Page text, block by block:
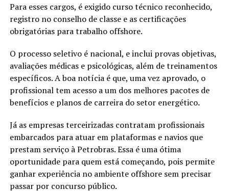
Para esses cargos, é exigido curso técnico reconhecido,
registro no conselho de classe e as certificações
obrigatórias para trabalho offshore.
O processo seletivo é nacional, e inclui provas objetivas,
avaliações médicas e psicológicas, além de treinamentos
específicos. A boa notícia é que, uma vez aprovado, o
profissional tem acesso a um dos melhores pacotes de
benefícios e planos de carreira do setor energético.
Já as empresas terceirizadas contratam profissionais
embarcados para atuar em plataformas e navios que
prestam serviço à Petrobras. Essa é uma ótima
oportunidade para quem está começando, pois permite
ganhar experiência no ambiente offshore sem precisar
passar por concurso público.